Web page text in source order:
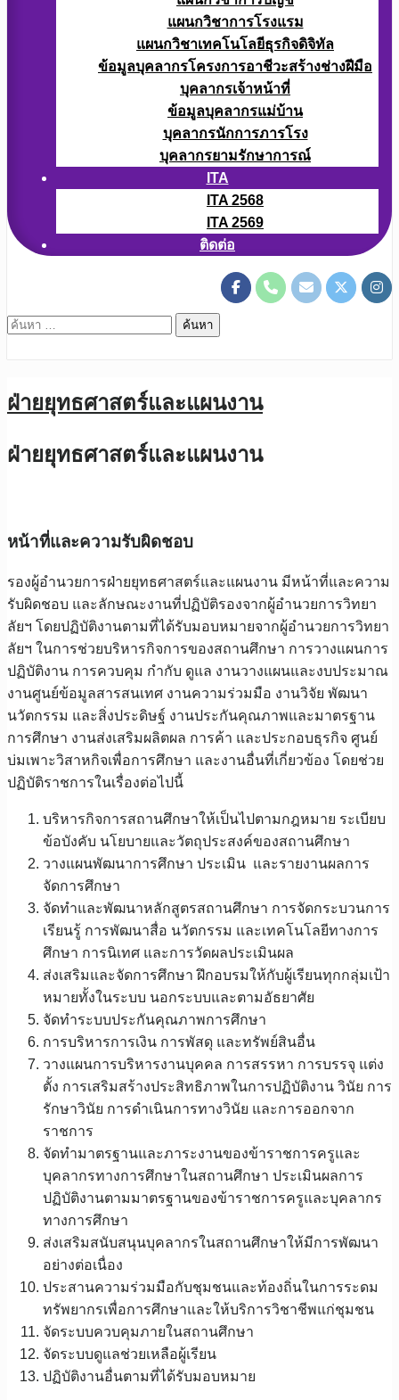
แผนกวิชาการโรงแรม
แผนกวิชาเทคโนโลยีธุรกิจดิจิทัล
ข้อมูลบุคลากรโครงการอาชีวะสร้างช่างฝีมือ
บุคลากรเจ้าหน้าที่
ข้อมูลบุคลากรแม่บ้าน
บุคลากรนักการภารโรง
บุคลากรยามรักษาการณ์
ITA
ITA 2568
ITA 2569
ติดต่อ
ค้นหา
ฝ่ายยุทธศาสตร์และแผนงาน
ฝ่ายยุทธศาสตร์และแผนงาน
หน้าที่และความรับผิดชอบ
รองผู้อำนวยการฝ่ายยุทธศาสตร์และแผนงาน มีหน้าที่และความ
รับผิดชอบ และลักษณะงานที่ปฏิบัติรองจากผู้อำนวยการวิทยา
ลัยฯ โดยปฏิบัติงานตามที่ได้รับมอบหมายจากผู้อำนวยการวิทยา
ลัยฯ ในการช่วยบริหารกิจการของสถานศึกษา การวางแผนการ
ปฏิบัติงาน การควบคุม กำกับ ดูแล งานวางแผนและงบประมาณ
งานศูนย์ข้อมูลสารสนเทศ งานความร่วมมือ งานวิจัย พัฒนา
นวัตกรรม และสิ่งประดิษฐ์ งานประกันคุณภาพและมาตรฐาน
การศึกษา งานส่งเสริมผลิตผล การค้า และประกอบธุรกิจ ศูนย์
บ่มเพาะวิสาหกิจเพื่อการศึกษา และงานอื่นที่เกี่ยวข้อง โดยช่วย
ปฏิบัติราชการในเรื่องต่อไปนี้
บริหารกิจการสถานศึกษาให้เป็นไปตามกฎหมาย ระเบียบ
ข้อบังคับ นโยบายและวัตถุประสงค์ของสถานศึกษา
วางแผนพัฒนาการศึกษา ประเมิน และรายงานผลการ
จัดการศึกษา
จัดทำและพัฒนาหลักสูตรสถานศึกษา การจัดกระบวนการ
เรียนรู้ การพัฒนาสื่อ นวัตกรรม และเทคโนโลยีทางการ
ศึกษา การนิเทศ และการวัดผลประเมินผล
ส่งเสริมและจัดการศึกษา ฝึกอบรมให้กับผู้เรียนทุกกลุ่มเป้า
หมายทั้งในระบบ นอกระบบและตามอัธยาศัย
จัดทำระบบประกันคุณภาพการศึกษา
การบริหารการเงิน การพัสดุ และทรัพย์สินอื่น
วางแผนการบริหารงานบุคคล การสรรหา การบรรจุ แต่ง
ตั้ง การเสริมสร้างประสิทธิภาพในการปฏิบัติงาน วินัย การ
รักษาวินัย การดำเนินการทางวินัย และการออกจาก
ราชการ
จัดทำมาตรฐานและภาระงานของข้าราชการครูและ
บุคลากรทางการศึกษาในสถานศึกษา ประเมินผลการ
ปฏิบัติงานตามมาตรฐานของข้าราชการครูและบุคลากร
ทางการศึกษา
ส่งเสริมสนับสนุนบุคลากรในสถานศึกษาให้มีการพัฒนา
อย่างต่อเนื่อง
ประสานความร่วมมือกับชุมชนและท้องถิ่นในการระดม
ทรัพยากรเพื่อการศึกษาและให้บริการวิชาชีพแก่ชุมชน
จัดระบบควบคุมภายในสถานศึกษา
จัดระบบดูแลช่วยเหลือผู้เรียน
ปฏิบัติงานอื่นตามที่ได้รับมอบหมาย